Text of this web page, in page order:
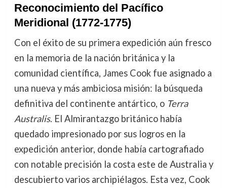
Reconocimiento del Pacífico
Meridional (1772-1775)
Con el éxito de su primera expedición aún fresco
en la memoria de la nación británica y la
comunidad científica, James Cook fue asignado a
una nueva y más ambiciosa misión: la búsqueda
definitiva del continente antártico, o Terra
Australis. El Almirantazgo británico había
quedado impresionado por sus logros en la
expedición anterior, donde había cartografiado
con notable precisión la costa este de Australia y
descubierto varios archipiélagos. Esta vez, Cook